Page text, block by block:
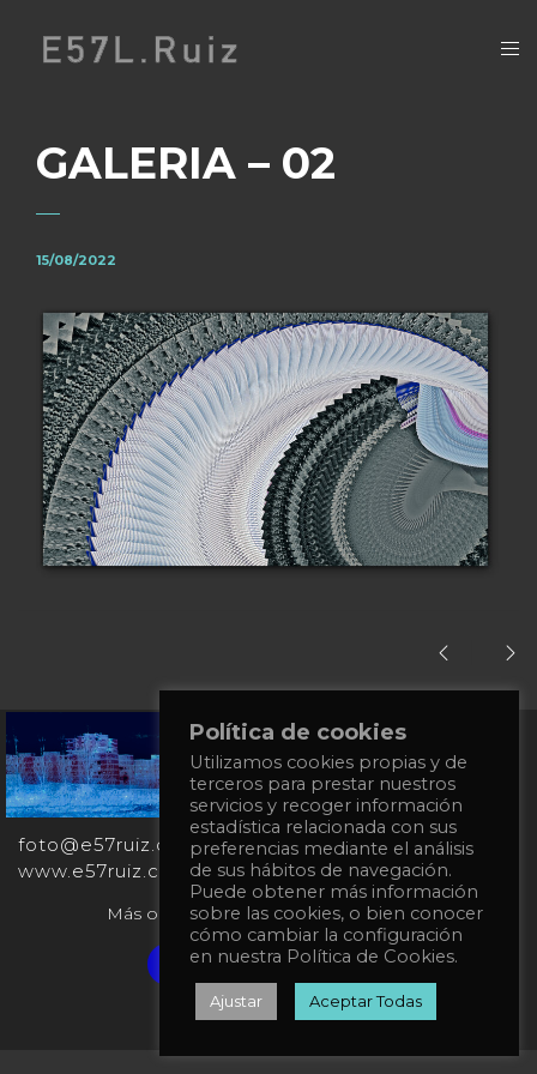
GALERIA – 02
15/08/2022
651
862
863
foto@e57ruiz.com
www.e57ruiz.com
Más obras en la galería virtual Singulart:
Verified artist on Singulart
Política de privacidad
Política de Cookies
Política de cookies
Utilizamos cookies propias y de
terceros para prestar nuestros
servicios y recoger información
estadística relacionada con sus
preferencias mediante el análisis
de sus hábitos de navegación.
Puede obtener más información
sobre las cookies, o bien conocer
cómo cambiar la configuración
en nuestra Política de Cookies.
Ajustar Aceptar Todas